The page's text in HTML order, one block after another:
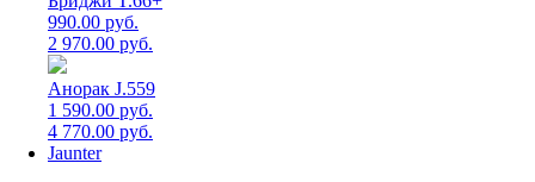
990.00 руб.
2 970.00 руб.
Анорак J.559
1 590.00 руб.
4 770.00 руб.
Jaunter